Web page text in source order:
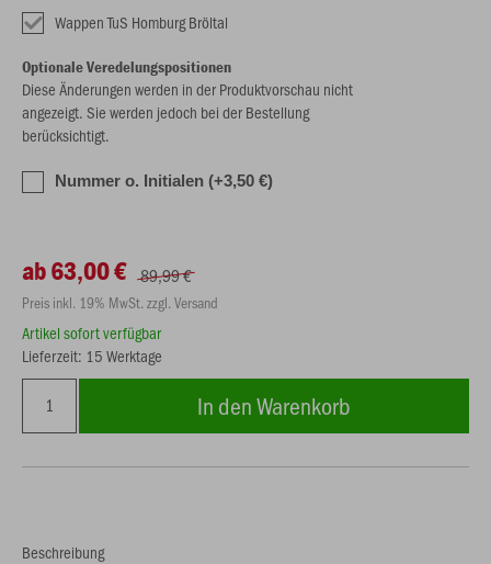
Wappen TuS Homburg Bröltal
Optionale Veredelungspositionen
Diese Änderungen werden in der Produktvorschau nicht
angezeigt. Sie werden jedoch bei der Bestellung
berücksichtigt.
Nummer o. Initialen (+3,50 €)
ab 63,00 € 89,99 €
Preis inkl. 19% MwSt. zzgl. Versand
Artikel sofort verfügbar
Lieferzeit: 15 Werktage
In den Warenkorb
Beschreibung